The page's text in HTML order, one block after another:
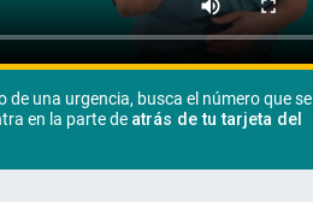
de una urgencia, busca el número que se
en la parte de atrás de tu tarjeta del